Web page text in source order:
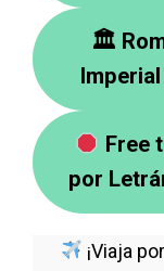
🏛
Free
por
¡Viaja